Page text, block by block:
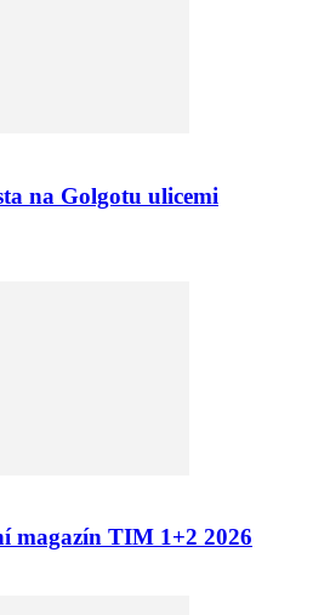
na Golgotu ulicemi
magazín TIM 1+2 2026